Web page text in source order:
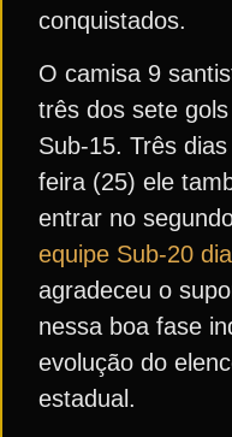
conquistados.
O camisa 9
três dos sete
Sub-15. Três
feira (25) ele
entrar no
equipe Sub-20
agradeceu o
nessa boa fase
evolução do
estadual.